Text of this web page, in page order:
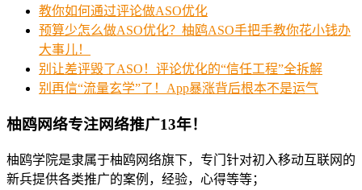
教你如何通过评论做ASO优化
预算少怎么做ASO优化？柚鸥ASO手把手教你花小钱办
大事儿！
别让差评毁了ASO！评论优化的“信任工程”全拆解
别再信“流量玄学”了！App暴涨背后根本不是运气
柚鸥网络专注网络推广13年！
柚鸥学院是隶属于柚鸥网络旗下，专门针对初入移动互联网的
新兵提供各类推广的案例，经验，心得等等；